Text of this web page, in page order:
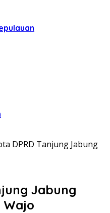
DPRD Tanjung Jabung
Jabung
Wajo